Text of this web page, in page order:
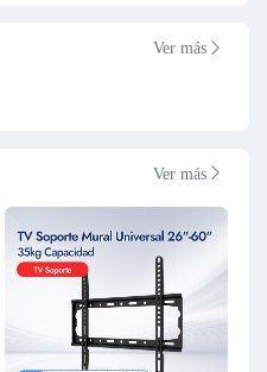
Ver más 
Ver más 